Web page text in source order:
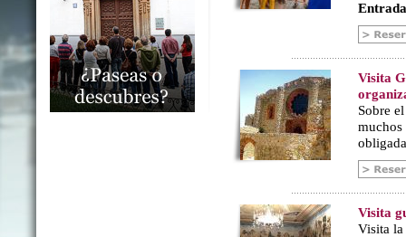
Visita
Sobre
Visita
Visita la